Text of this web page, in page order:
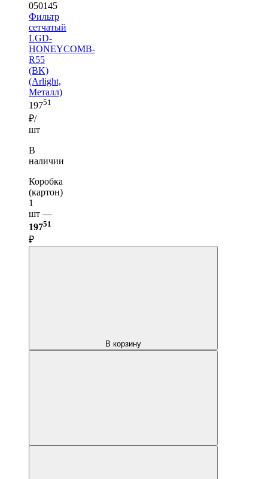
050145
Фильтр
сетчатый
LGD-
HONEYCOMB-
R55
(BK)
(Arlight,
Металл)
19751
₽/
шт
В
наличии
Коробка
(картон)
1
шт —
19751
₽
В корзину